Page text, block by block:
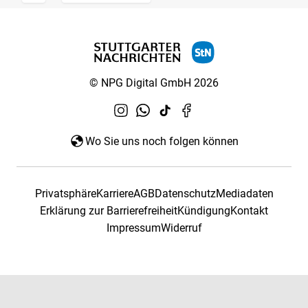
© NPG Digital GmbH 2026
Wo Sie uns noch folgen können
PrivatsphäreKarriereAGBDatenschutzMediadaten
Erklärung zur BarrierefreiheitKündigungKontakt
ImpressumWiderruf